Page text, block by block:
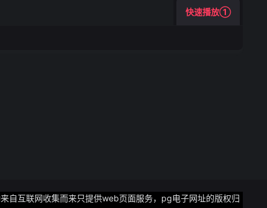
快速播放①
自互联网收集而来只提供web页面服务，pg电子网址的版权归